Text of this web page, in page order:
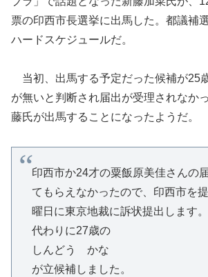
票の印西市長選挙に出馬した。都議補
ハードスケジュールだ。
当初、出馬する予定だった候補が25
が無いと判断され届出が受理されなか
藤氏が出馬することになったようだ。
印西市か24才の粟飯原美佳さんの
てもらえなかったので、印西市を
曜日に東京地裁に訴状提出します。
代わりに27歳の
しんどう かな
が立候補しました。